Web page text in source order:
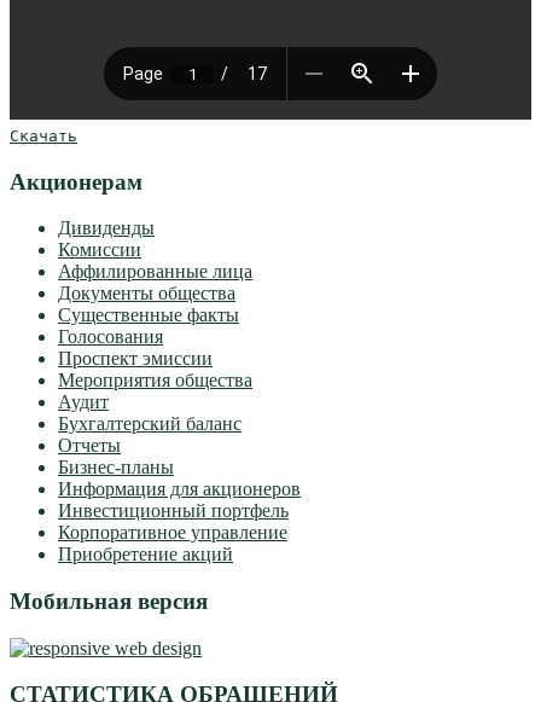
Скачать
Акционерам
Дивиденды
Комиссии
Аффилированные лица
Документы общества
Существенные факты
Голосования
Проспект эмиссии
Мероприятия общества
Аудит
Бухгалтерский баланс
Отчеты
Бизнес-планы
Информация для акционеров
Инвестиционный портфель
Корпоративное управление
Приобретение акций
Мобильная версия
СТАТИСТИКА ОБРАЩЕНИЙ